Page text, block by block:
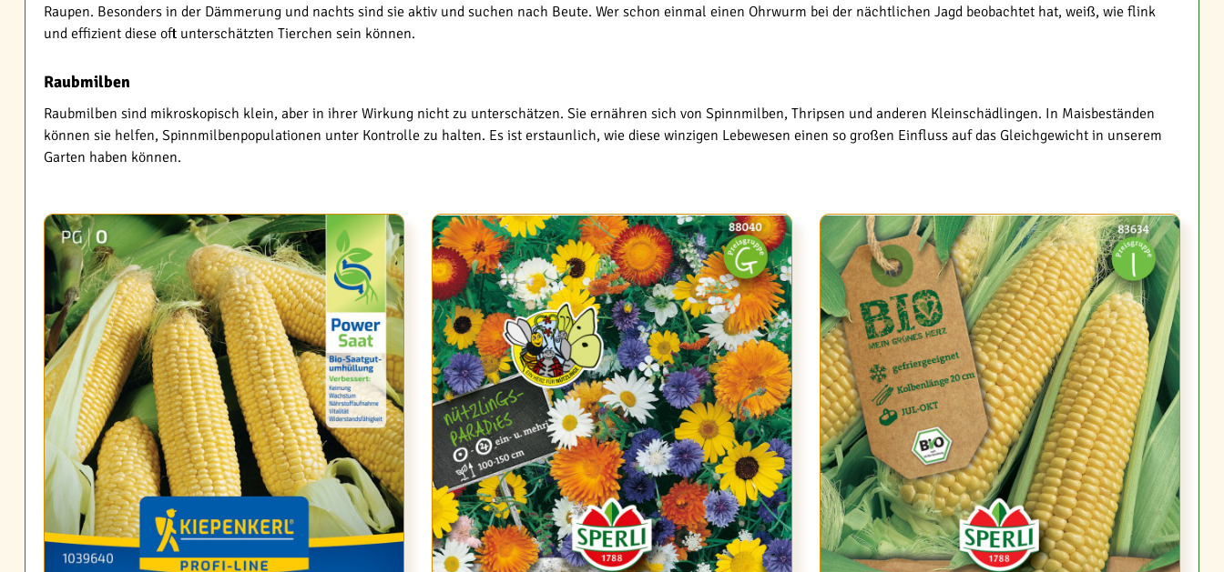
Raupen. Besonders in der Dämmerung und nachts sind sie aktiv und suchen nach Beute. Wer schon einmal einen Ohrwurm bei der nächtlichen Jagd beobachtet hat, weiß, wie flink
und effizient diese oft unterschätzten Tierchen sein können.
Raubmilben
Raubmilben sind mikroskopisch klein, aber in ihrer Wirkung nicht zu unterschätzen. Sie ernähren sich von Spinnmilben, Thripsen und anderen Kleinschädlingen. In Maisbeständen
können sie helfen, Spinnmilbenpopulationen unter Kontrolle zu halten. Es ist erstaunlich, wie diese winzigen Lebewesen einen so großen Einfluss auf das Gleichgewicht in unserem
Garten haben können.